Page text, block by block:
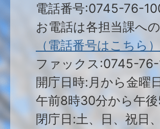
電話番号:0745-76-
お電話は各担当課へ
（電話番号はこちら）
ファックス:0745-
開庁日時:月から金曜
午前8時30分から午
閉庁日:土、日、祝日、